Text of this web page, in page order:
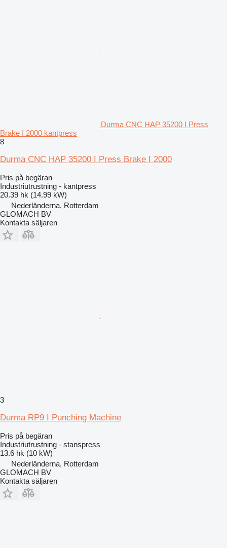
Durma CNC HAP 35200 I Press
Brake I 2000 kantpress
8
Durma CNC HAP 35200 I Press Brake I 2000
Pris på begäran
Industriutrustning - kantpress
20.39 hk (14.99 kW)
Nederländerna, Rotterdam
GLOMACH BV
Kontakta säljaren
3
Durma RP9 I Punching Machine
Pris på begäran
Industriutrustning - stanspress
13.6 hk (10 kW)
Nederländerna, Rotterdam
GLOMACH BV
Kontakta säljaren